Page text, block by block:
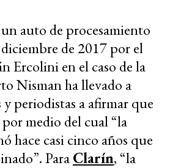
auto de procesamiento
de 2017 por el
Ercolini en el caso de la
Nisman ha llevado a
periodistas a afirmar que
medio del cual “la
hace casi cinco años que
ParaClarín, “la